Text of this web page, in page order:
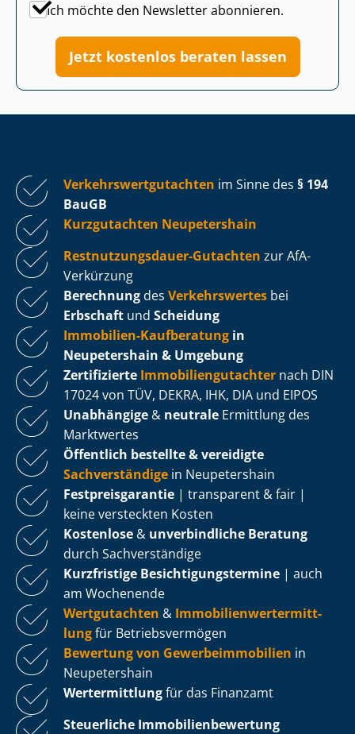
Ich möchte den Newsletter abonnieren.
Jetzt kostenlos beraten lassen
Ver­kehrs­wert­gut­ach­ten im Sinne des § 194
BauGB
Kurzgutachten Neupetershain
Rest­nut­zungs­dau­er-Gutachten zur AfA-
Verkürzung
Berechnung des Verkehrswertes bei
Erbschaft und Scheidung
Immobilien-Kaufberatung in
Neupetershain & Umgebung
Zertifizierte Im­mo­bi­li­en­gut­ach­ter nach DIN
17024 von TÜV, DEKRA, IHK, DIA und EIPOS
Unabhängige & neutrale Ermittlung des
Marktwertes
Öffentlich bestellte & vereidigte
Sachverständige in Neupetershain
Fest­preis­ga­ran­tie | transparent & fair |
keine versteckten Kosten
Kostenlose & unverbindliche Beratung
durch Sachverständige
Kurzfristige Be­sich­ti­gungs­ter­mi­ne | auch
am Wochenende
Wertgutachten & Im­mo­bi­li­en­wert­ermitt­
lungfür Be­triebs­ver­mö­gen
Bewertung von Ge­wer­be­im­mo­bi­li­en in
Neupetershain
Wertermittlungfür das Finanzamt
Steuerliche Im­mo­bi­li­en­be­wer­tung